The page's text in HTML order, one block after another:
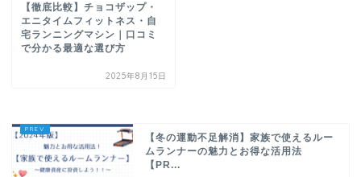
【徹底比較】チョコザップ・
エニタイムフィットネス・自
宅ランニングマシン｜口コミ
で分かる最適な選び方
2025年8月15日
【冬の運動不足解消】家族で使えるルー
ムランナーの魅力とお得な活用法
【PR...